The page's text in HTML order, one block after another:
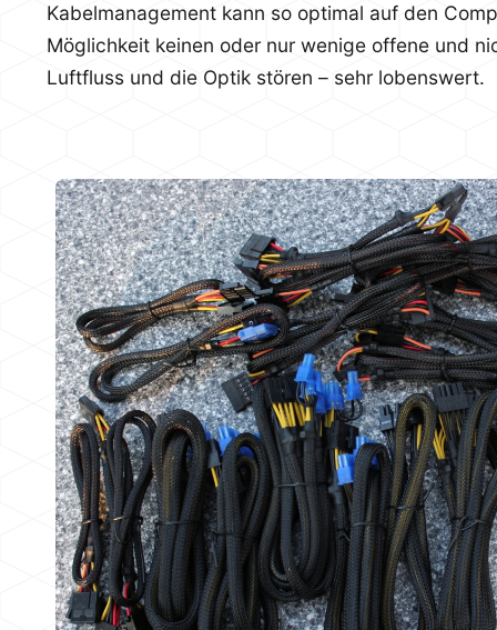
Kabelmanagement kann so optimal auf den
Möglichkeit keinen oder nur wenige offene und
Luftfluss und die Optik stören – sehr lobenswert.